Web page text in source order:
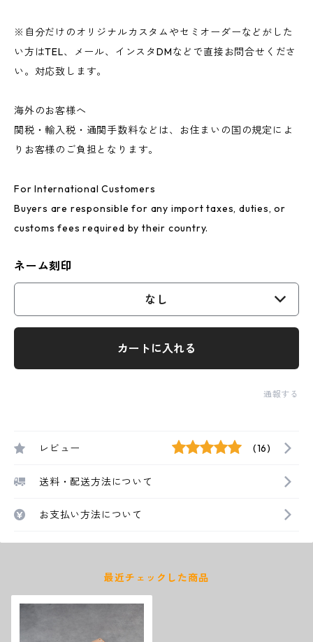
※自分だけのオリジナルカスタムやセミオーダーなどがした
い方はTEL、メール、インスタDMなどで直接お問合せくださ
い。対応致します。
海外のお客様へ
関税・輸入税・通関手数料などは、お住まいの国の規定によ
りお客様のご負担となります。
For International Customers
Buyers are responsible for any import taxes, duties, or
customs fees required by their country.
ネーム刻印
なし
カートに入れる
通報する
レビュー (16)
送料・配送方法について
お支払い方法について
最近チェックした商品